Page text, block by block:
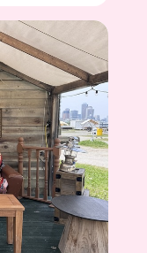
美味しかった
？？